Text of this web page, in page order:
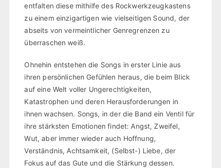
entfalten diese mithilfe des Rockwerkzeugkastens
zu einem einzigartigen wie vielseitigen Sound, der
abseits von vermeintlicher Genregrenzen zu
überraschen weiß.
Ohnehin entstehen die Songs in erster Linie aus
ihren persönlichen Gefühlen heraus, die beim Blick
auf eine Welt voller Ungerechtigkeiten,
Katastrophen und deren Herausforderungen in
ihnen wachsen. Songs, in der die Band ein Ventil für
ihre stärksten Emotionen findet: Angst, Zweifel,
Wut, aber immer wieder auch Hoffnung,
Verständnis, Achtsamkeit, (Selbst-) Liebe, der
Fokus auf das Gute und die Stärkung dessen.